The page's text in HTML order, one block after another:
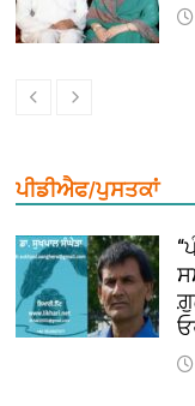
ਪੀਡੀਐਫ/ਪੁਸਤਕਾਂ